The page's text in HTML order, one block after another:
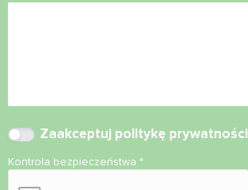
Zaakceptuj politykę prywatności
Kontrola bezpieczeństwa *